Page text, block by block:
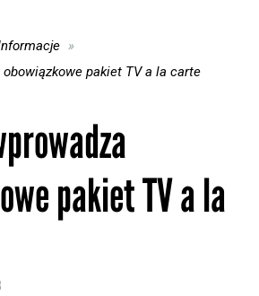
pakiet TV a la carte
pakiet TV a la